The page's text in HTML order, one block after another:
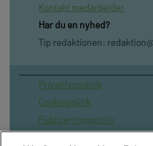
Kontakt medarbejder
Har du en nyhed?
Tip redaktionen:
Privatilvspolitik
Cookiepolitik
Publiceringspolitik